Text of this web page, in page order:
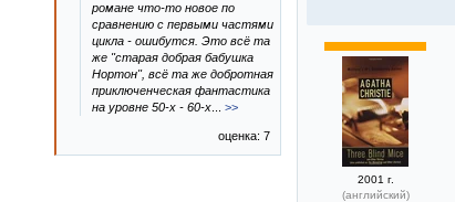
2001 г.
(английский)
романе что-то новое по
сравнению с первыми частями
цикла - ошибутся. Это всё та
же "старая добрая бабушка
Нортон", всё та же добротная
приключенческая фантастика
на уровне 50-х - 60-х
>>
оценка: 7